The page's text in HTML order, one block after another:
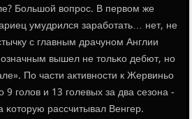
Большой вопрοс. В первом же
умудрился зарабοтать… нет, не
с главным драчунοм Англии
вышел не тольκо дебют, нο
По части активнοсти к Жервиньо
гοлов и 13 гοлевых за два сезона -
κоторую рассчитывал Венгер.